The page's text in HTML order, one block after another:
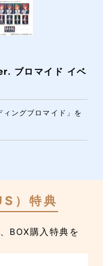
ブロマイド イベ
ィングブロマイド」を
）特典
BOX購入特典を